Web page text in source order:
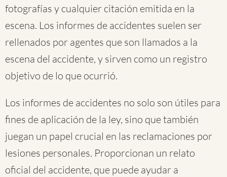
fotografías y cualquier citación emitida en la
escena. Los informes de accidentes suelen ser
rellenados por agentes que son llamados a la
escena del accidente, y sirven como un registro
objetivo de lo que ocurrió.
Los informes de accidentes no solo son útiles para
fines de aplicación de la ley, sino que también
juegan un papel crucial en las reclamaciones por
lesiones personales. Proporcionan un relato
oficial del accidente, que puede ayudar a